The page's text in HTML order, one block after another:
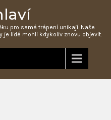
pro samá trápení unikají. Naše
je lidé mohli kdykoliv znovu objevit.